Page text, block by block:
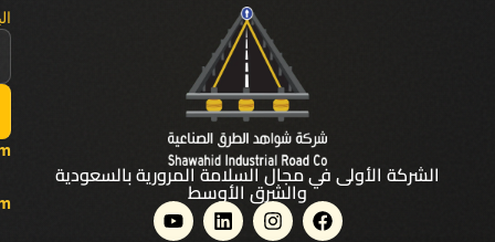
الشركة الأولى في مجال السلامة المرورية بالسعودية
والشرق الأوسط F
a
I
n
L
i
Y
o